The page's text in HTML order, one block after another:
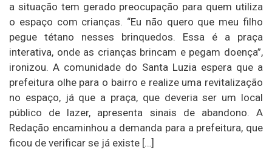
a situação tem gerado preocupação para quem utiliza
o espaço com crianças. “Eu não quero que meu filho
pegue tétano nesses brinquedos. Essa é a praça
interativa, onde as crianças brincam e pegam doença”,
ironizou. A comunidade do Santa Luzia espera que a
prefeitura olhe para o bairro e realize uma revitalização
no espaço, já que a praça, que deveria ser um local
público de lazer, apresenta sinais de abandono. A
Redação encaminhou a demanda para a prefeitura, que
ficou de verificar se já existe […]